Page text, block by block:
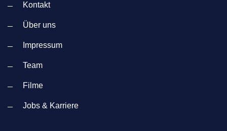
Kontakt
Über uns
Impressum
Team
Filme
Jobs & Karriere